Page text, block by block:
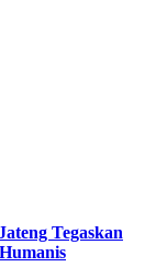
Tegaskan